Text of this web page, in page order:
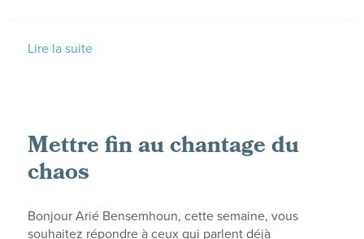
Lire la suite
Mettre fin au chantage du
chaos
Bonjour Arié Bensemhoun, cette semaine, vous
souhaitez répondre à ceux qui parlent déjà